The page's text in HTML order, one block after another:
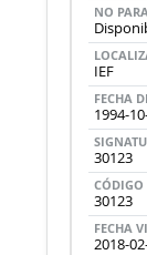
NO
IEF
FECHA
1994-
30123
CÓDIGO
30123
FECHA
2018-